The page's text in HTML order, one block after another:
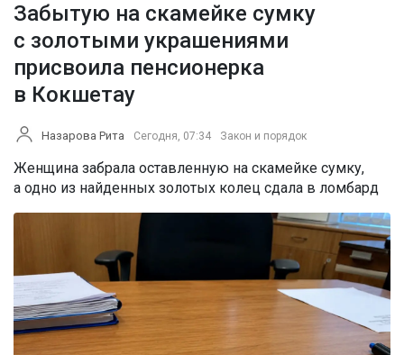
Забытую на скамейке сумку
с золотыми украшениями
присвоила пенсионерка
в Кокшетау
Назарова Рита Сегодня, 07:34 Закон и порядок
Женщина забрала оставленную на скамейке сумку,
а одно из найденных золотых колец сдала в ломбард